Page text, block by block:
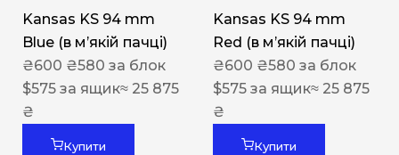
Kansas KS 94 mm
Blue (в мʼякій пачці)
₴600 ₴580 за блок
$575 за ящик≈ 25 875
₴
Купити
Kansas KS 94 mm
Red (в мʼякій пачці)
₴600 ₴580 за блок
$575 за ящик≈ 25 875
₴
Купити